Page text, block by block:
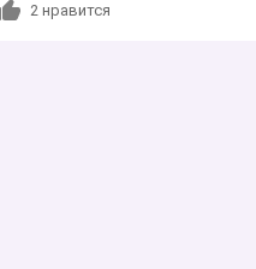
2 нравится